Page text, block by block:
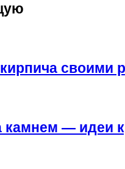
своими
— идеи